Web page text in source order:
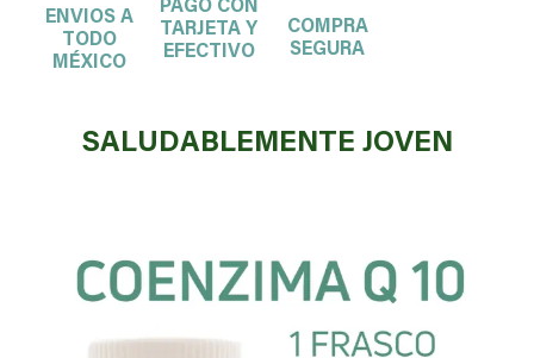
ENVIOS A
TODO
MÉXICO
PAGO CON
TARJETA Y
EFECTIVO
COMPRA
SEGURA
SALUDABLEMENTE JOVEN